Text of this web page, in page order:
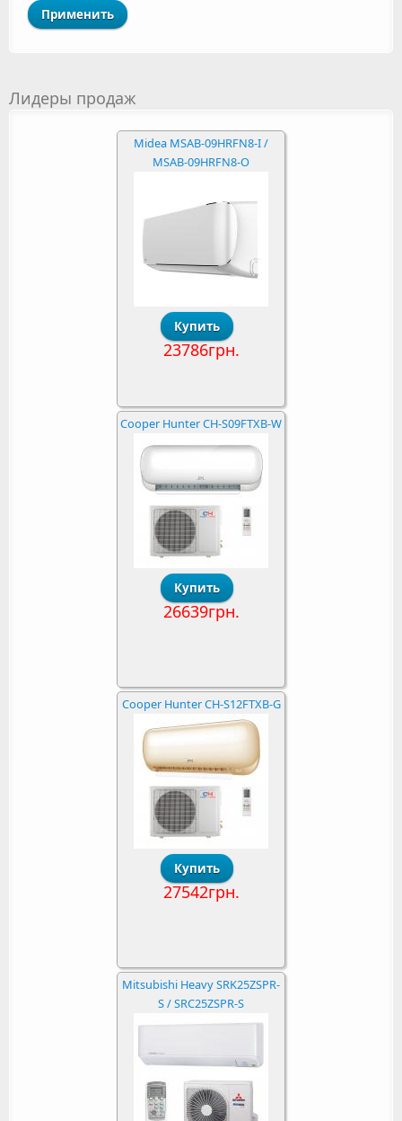
Лидеры продаж
Midea MSAB-09HRFN8-I /
MSAB-09HRFN8-O
23786грн.
Cooper Hunter CH-S09FTXB-W
26639грн.
Cooper Hunter CH-S12FTXB-G
27542грн.
Mitsubishi Heavy SRK25ZSPR-
S / SRC25ZSPR-S